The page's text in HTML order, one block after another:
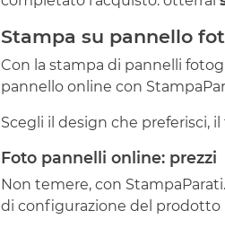
Stampa su pannello
Con la stampa di pannelli
pannello online con
Scegli il design che preferisci,
Foto pannelli online: prezzi
Non temere, con
di configurazione del prodotto